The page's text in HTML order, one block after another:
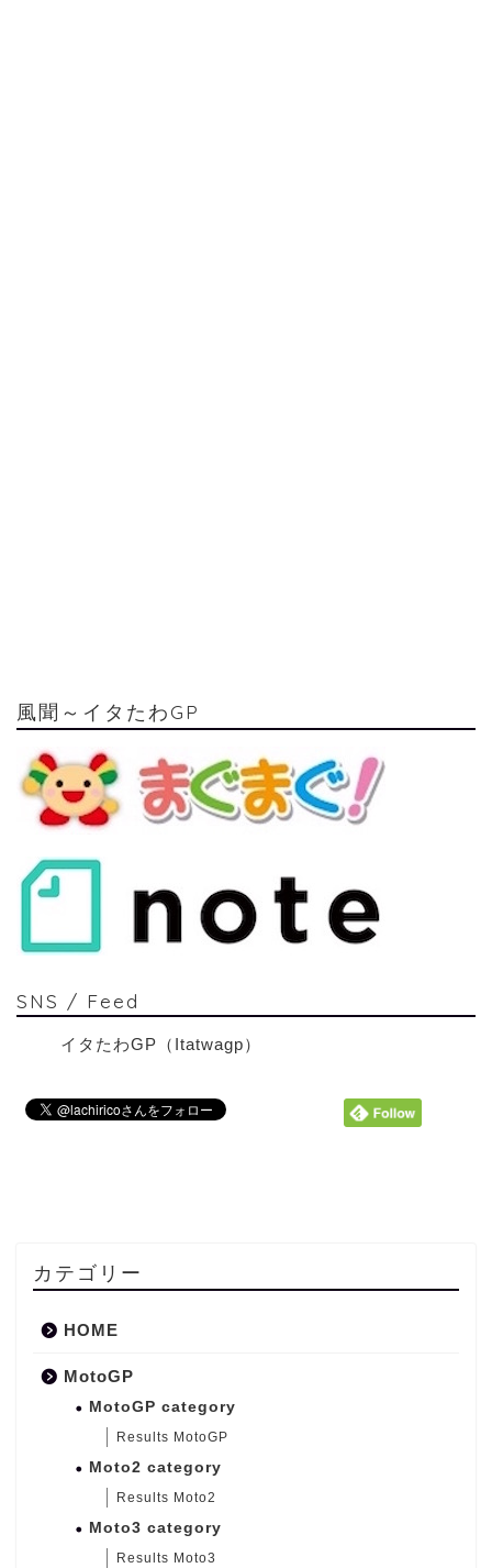
風聞～イタたわGP
SNS / Feed
イタたわGP（Itatwagp）
カテゴリー
HOME
MotoGP
MotoGP category
Results MotoGP
Moto2 category
Results Moto2
Moto3 category
Results Moto3